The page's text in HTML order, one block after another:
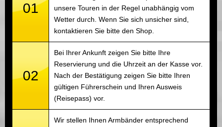
01
unsere Touren in der Regel unabhängig vom
Wetter durch. Wenn Sie sich unsicher sind,
kontaktieren Sie bitte den Shop.
02
Bei Ihrer Ankunft zeigen Sie bitte Ihre
Reservierung und die Uhrzeit an der Kasse vor.
Nach der Bestätigung zeigen Sie bitte Ihren
gültigen Führerschein und Ihren Ausweis
(Reisepass) vor.
Wir stellen Ihnen Armbänder entsprechend